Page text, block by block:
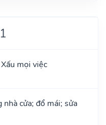
mọi việc
cửa; đổ mái; sửa